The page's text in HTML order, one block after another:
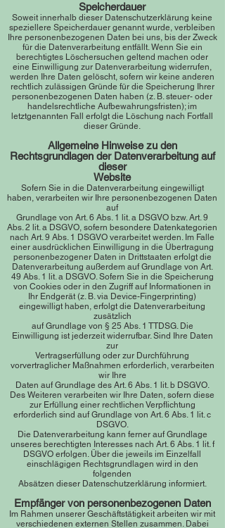
Speicherdauer
Soweit innerhalb dieser Datenschutzerklärung keine
speziellere Speicherdauer genannt wurde, verbleiben
Ihre personenbezogenen Daten bei uns, bis der Zweck
für die Datenverarbeitung entfällt. Wenn Sie ein
berechtigtes Löschersuchen geltend machen oder
eine Einwilligung zur Datenverarbeitung widerrufen,
werden Ihre Daten gelöscht, sofern wir keine anderen
rechtlich zulässigen Gründe für die Speicherung Ihrer
personenbezogenen Daten haben (z. B. steuer- oder
handelsrechtliche Aufbewahrungsfristen); im
letztgenannten Fall erfolgt die Löschung nach Fortfall
dieser Gründe.
Allgemeine Hinweise zu den
Rechtsgrundlagen der Datenverarbeitung auf
dieser
Website
Sofern Sie in die Datenverarbeitung eingewilligt
haben, verarbeiten wir Ihre personenbezogenen Daten
auf
Grundlage von Art. 6 Abs. 1 lit. a DSGVO bzw. Art. 9
Abs. 2 lit. a DSGVO, sofern besondere Datenkategorien
nach Art. 9 Abs. 1 DSGVO verarbeitet werden. Im Falle
einer ausdrücklichen Einwilligung in die Übertragung
personenbezogener Daten in Drittstaaten erfolgt die
Datenverarbeitung außerdem auf Grundlage von Art.
49 Abs. 1 lit. a DSGVO. Sofern Sie in die Speicherung
von Cookies oder in den Zugriff auf Informationen in
Ihr Endgerät (z. B. via Device-Fingerprinting)
eingewilligt haben, erfolgt die Datenverarbeitung
zusätzlich
auf Grundlage von § 25 Abs. 1 TTDSG. Die
Einwilligung ist jederzeit widerrufbar. Sind Ihre Daten
zur
Vertragserfüllung oder zur Durchführung
vorvertraglicher Maßnahmen erforderlich, verarbeiten
wir Ihre
Daten auf Grundlage des Art. 6 Abs. 1 lit. b DSGVO.
Des Weiteren verarbeiten wir Ihre Daten, sofern diese
zur Erfüllung einer rechtlichen Verpflichtung
erforderlich sind auf Grundlage von Art. 6 Abs. 1 lit. c
DSGVO.
Die Datenverarbeitung kann ferner auf Grundlage
unseres berechtigten Interesses nach Art. 6 Abs. 1 lit. f
DSGVO erfolgen. Über die jeweils im Einzelfall
einschlägigen Rechtsgrundlagen wird in den
folgenden
Absätzen dieser Datenschutzerklärung informiert.
Empfänger von personenbezogenen Daten
Im Rahmen unserer Geschäftstätigkeit arbeiten wir mit
verschiedenen externen Stellen zusammen. Dabei